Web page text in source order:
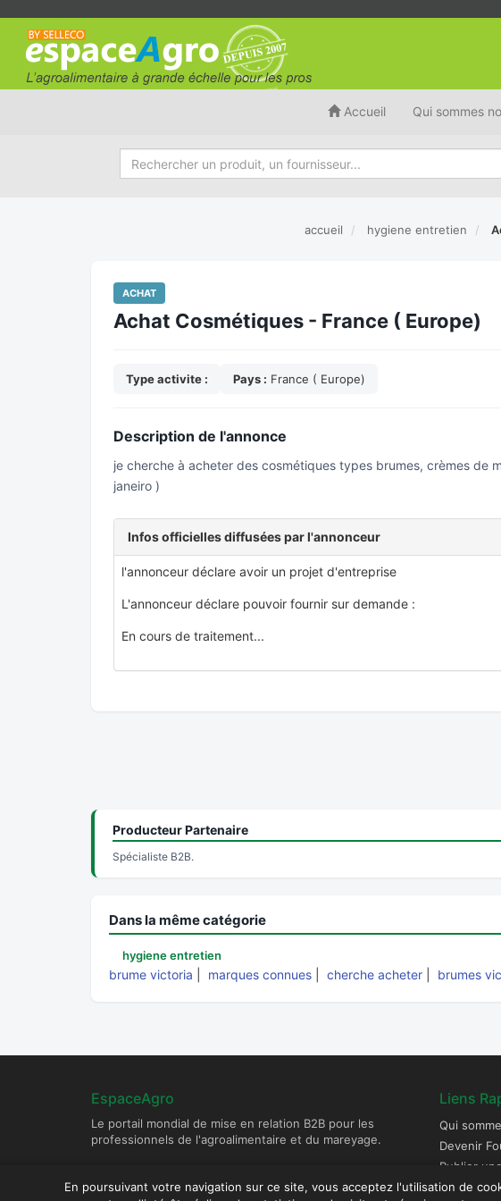
Accueil Qui sommes
accueil hygiene entretien
ACHAT
Achat Cosmétiques - France ( Europe)
Type activite : Pays : France ( Europe)
Description de l'annonce
je cherche à acheter des cosmétiques types brumes, crèmes de
janeiro )
Infos officielles diffusées par l'annonceur
l'annonceur déclare avoir un projet d'entreprise
L'annonceur déclare pouvoir fournir sur demande :
En cours de traitement...
Producteur Partenaire
Spécialiste B2B.
Dans la même catégorie
hygiene entretien
brume victoria marques connues cherche acheter brumes
EspaceAgro
Le portail mondial de mise en relation B2B pour les
professionnels de l'agroalimentaire et du mareyage.
Liens
Qui
Devenir
Publier
En poursuivant votre navigation sur ce site, vous acceptez l'utilisation de